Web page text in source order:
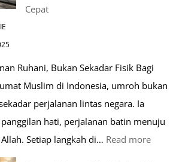
Cepat
Ruhani, Bukan Sekadar Fisik Bagi
Muslim di Indonesia, umroh bukan
perjalanan lintas negara. Ia
hati, perjalanan batin menuju
Setiap langkah di… Read more: